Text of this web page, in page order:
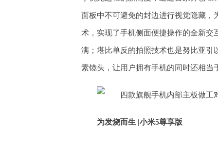
面板中不可避免的封边进行视觉隐藏
术，实现了手机侧面便捷操作的全新
满；堪比单反的拍照技术也是努比亚引
素镜头，让用户拥有手机的同时还相
为发烧而生 |小米5尊享版